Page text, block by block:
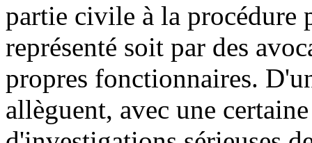
partie civile à la procédure
représenté soit par des
propres fonctionnaires.
allèguent, avec une